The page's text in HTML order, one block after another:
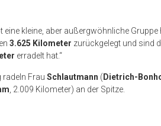
eine kleine, aber außergwöhnliche Gruppe
3.625 Kilometer zurückgelegt und sind
erradelt hat.“
radeln Frau Schlautmann (Dietrich-
, 2.009 Kilometer) an der Spitze.